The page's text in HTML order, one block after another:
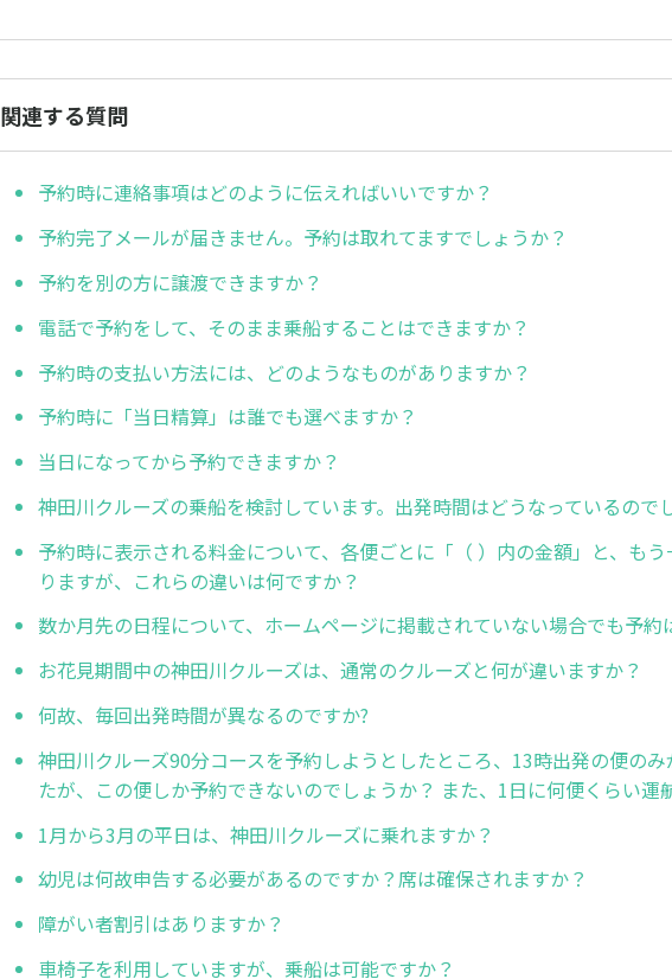
関連する質問
予約時に連絡事項はどのように伝えればいいですか？
予約完了メールが届きません。予約は取れてますでしょうか？
予約を別の方に譲渡できますか？
電話で予約をして、そのまま乗船することはできますか？
予約時の支払い方法には、どのようなものがありますか？
予約時に「当日精算」は誰でも選べますか？
当日になってから予約できますか？
神田川クルーズの乗船を検討しています。出発時間はどうなっているので
予約時に表示される料金について、各便ごとに「（ ）内の金額」と、も
りますが、これらの違いは何ですか？
数か月先の日程について、ホームページに掲載されていない場合でも予約
お花見期間中の神田川クルーズは、通常のクルーズと何が違いますか？
何故、毎回出発時間が異なるのですか?
神田川クルーズ90分コースを予約しようとしたところ、13時出発の便の
たが、この便しか予約できないのでしょうか？ また、1日に何便くらい運
1月から3月の平日は、神田川クルーズに乗れますか？
幼児は何故申告する必要があるのですか？席は確保されますか？
障がい者割引はありますか？
車椅子を利用していますが、乗船は可能ですか？